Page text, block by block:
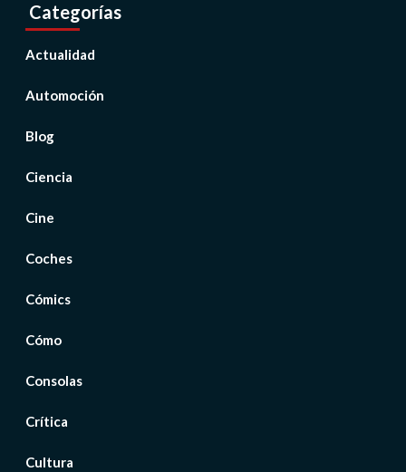
Categorías
Actualidad
Automoción
Blog
Ciencia
Cine
Coches
Cómics
Cómo
Consolas
Crítica
Cultura